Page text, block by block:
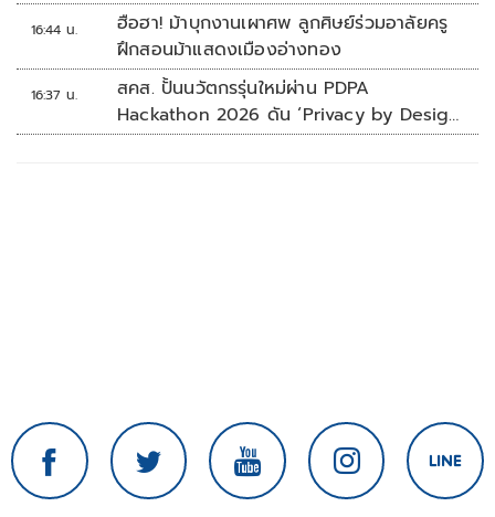
16:44 น.
ฮือฮา! ม้าบุกงานเผาศพ ลูกศิษย์ร่วมอาลัยครู
ฝึกสอนม้าแสดงเมืองอ่างทอง
16:37 น.
สคส. ปั้นนวัตกรรุ่นใหม่ผ่าน PDPA
Hackathon 2026 ดัน ‘Privacy by Design
for all’ สู่โซลูชันคุ้มครองข้อมูลส่วนบุคคลที่